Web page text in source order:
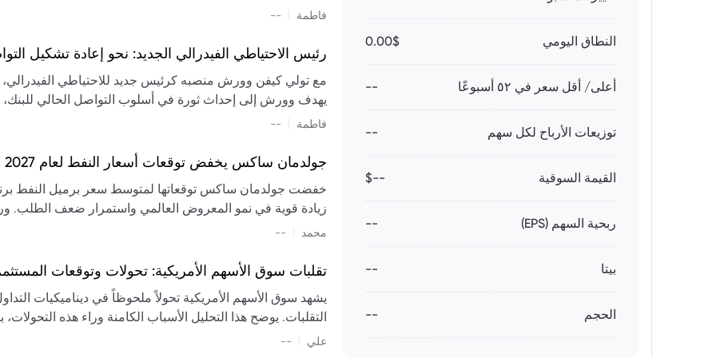
النطاق اليومي 0.00$
أعلى/ أقل سعر في ٥٢ أسبوعًا --
توزيعات الأرباح لكل سهم --
القيمة السوقية --$
ربحية السهم (EPS) --
بيتا --
الحجم --
تشكيل تقييم الصناعة، مع توقعات بارتفاع مستمر في الأسعار
فاطمة --
رئيس الاحتياطي الفيدرالي الجديد: نحو إعادة تشكيل
مع تولي كيفن وورش منصبه كرئيس جديد للاحتياطي الفيدرالي،
يهدف وورش إلى إحداث ثورة في أسلوب التواصل الحالي للبنك،
السياسة ويمنح البنك المركزي دوراً مبالغاً فيه. يسعى إلى
فاطمة --
جولدمان ساكس يخفض توقعات أسعار النفط لعام 2027 وسط تغيرات في العرض والطلب
زيادة قوية في نمو المعروض العالمي واستمرار ضعف الطلب.
العالمية في الربع الثاني
سابقًا. من المتوقع عودة صادرات دول الخليج إلى طبيعتها
عدم اليقين الجيوسياسي يمكن أن يؤدي إلى تقلبات سعرية
استمرار الاضطرابات، وسيناريوهات لانخفاض الأسعار في
إضافي.
محمد --
تقلبات سوق الأسهم الأمريكية: تحولات وتوقعات
يشهد سوق الأسهم الأمريكية تحولاً ملحوظاً في ديناميكيات
التقلبات. يوضح هذا التحليل الأسباب الكامنة وراء هذه
علي --